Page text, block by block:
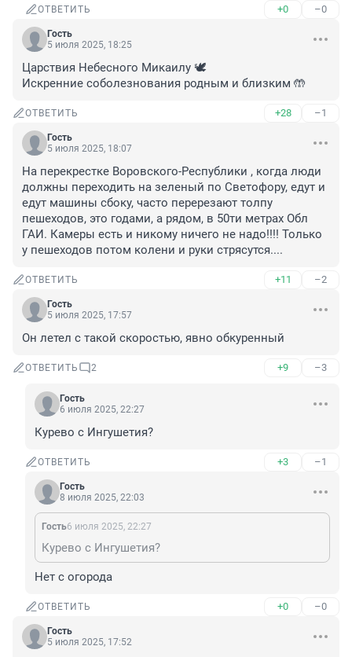
ОТВЕТИТЬ +0 –0
Гость
5 июля 2025, 18:25
Царствия Небесного Микаилу 🕊️
Искренние соболезнования родным и близким 🤲
ОТВЕТИТЬ +28 –1
Гость
5 июля 2025, 18:07
На перекрестке Воровского-Республики , когда люди
должны переходить на зеленый по Светофору, едут и
едут машины сбоку, часто перерезают толпу
пешеходов, это годами, а рядом, в 50ти метрах Обл
ГАИ. Камеры есть и никому ничего не надо!!!! Только
у пешеходов потом колени и руки стрясутся....
ОТВЕТИТЬ +11 –2
Гость
5 июля 2025, 17:57
Он летел с такой скоростью, явно обкуренный
ОТВЕТИТЬ 2 +9 –3
Гость
6 июля 2025, 22:27
Курево с Ингушетия?
ОТВЕТИТЬ +3 –1
Гость
8 июля 2025, 22:03
Гость6 июля 2025, 22:27
Курево с Ингушетия?
Нет с огорода
ОТВЕТИТЬ +0 –0
Гость
5 июля 2025, 17:52